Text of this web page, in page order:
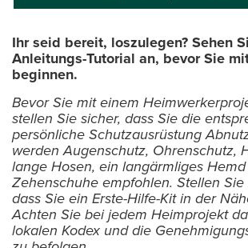
Ihr seid bereit, loszulegen? Sehen
Anleitungs-Tutorial an, bevor Sie
beginnen.
Bevor Sie mit einem
stellen Sie sicher, dass Sie die
persönliche Schutzausrüstung
werden Augenschutz, Ohrenschutz,
lange Hosen, ein langärmliges
Zehenschuhe empfohlen. Stellen
dass Sie ein Erste-Hilfe-Kit in der
Achten Sie bei jedem Heimprojekt
lokalen Kodex und die